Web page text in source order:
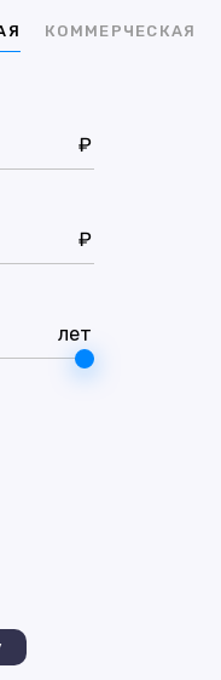
КОММЕРЧЕСКАЯ
₽
₽
лет